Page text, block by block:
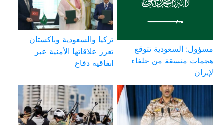
مسؤول: السعودية تتوقع
هجمات منسقة من حلفاء
لإيران
تركيا والسعودية وباكستان
تعزز علاقاتها الأمنية عبر
اتفاقية دفاع